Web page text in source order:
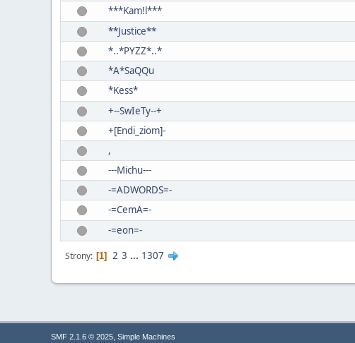
***Kam!l***
**Justice**
*..*PYZZ*..*
*A*SaQQu
*Kess*
+--SwIeTy--+
+[Endi_ziom]-
,
---Michu---
-=ADWORDS=-
-=CemA=-
-=eon=-
Strony 1 2 3 ... 1307
SMF 2.1.6 © 2025, Simple Machines